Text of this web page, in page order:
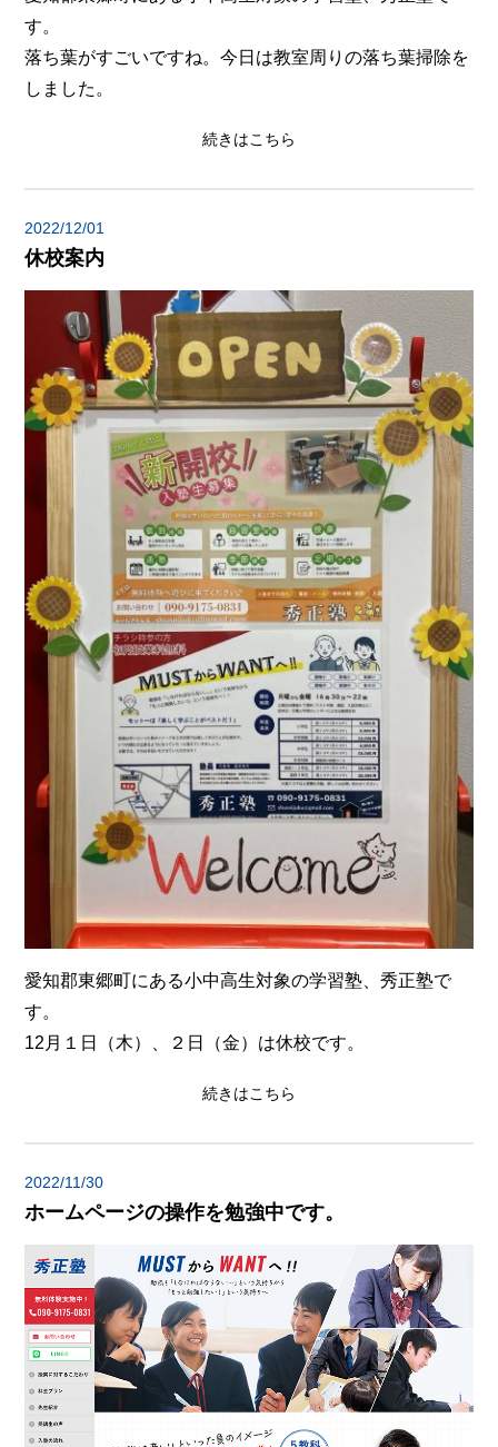
す。
落ち葉がすごいですね。今日は教室周りの落ち葉掃除を
しました。
続きはこちら
2022/12/01
休校案内
愛知郡東郷町にある小中高生対象の学習塾、秀正塾で
す。
12月１日（木）、２日（金）は休校です。
続きはこちら
2022/11/30
ホームページの操作を勉強中です。